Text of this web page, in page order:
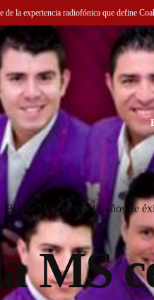
de la experiencia radiofónica que define
Banda MS celebra 13 años de
MS